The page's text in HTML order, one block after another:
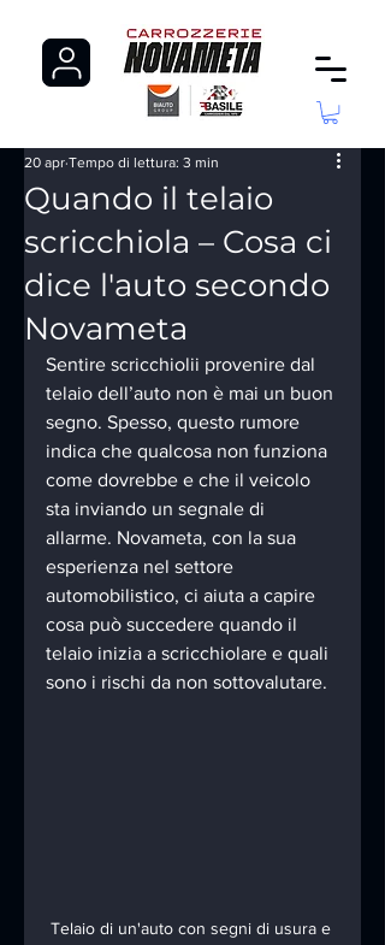
Quando il telaio
scricchiola – Cosa ci
dice l'auto secondo
Novameta
20 apr Tempo di lettura: 3 min
Sentire scricchiolii provenire dal
telaio dell’auto non è mai un buon
segno. Spesso, questo rumore
indica che qualcosa non funziona
come dovrebbe e che il veicolo
sta inviando un segnale di
allarme. Novameta, con la sua
esperienza nel settore
automobilistico, ci aiuta a capire
cosa può succedere quando il
telaio inizia a scricchiolare e quali
sono i rischi da non sottovalutare.
Telaio di un'auto con segni di usura e